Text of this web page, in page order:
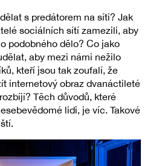
s predátorem na síti? Jak
sociálních sítí zamezili, aby
podobného dělo? Co jako
aby mezi námi nežilo
kteří jsou tak zoufalí, že
internetový obraz dvanáctileté
Těch důvodů, které
lidi, je víc. Takové